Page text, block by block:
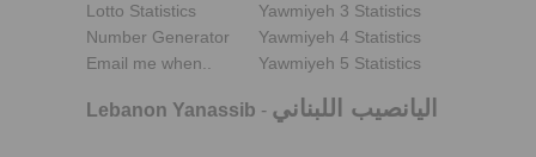
Lotto Statistics
Number Generator
Email me when..
Yawmiyeh 3 Statistics
Yawmiyeh 4 Statistics
Yawmiyeh 5 Statistics
Lebanon Yanassib - اليانصيب اللبناني